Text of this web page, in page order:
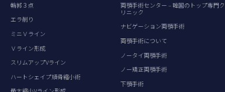
輪郭３点
エラ削り
ミニＶライン
Ｖライン形成
スリムアップVライン
ハートシェイプ頬骨縮小術
両顎手術センター – 韓国のトップ専門ク
リニック
ナビゲーション両顎手術
両顎手術について
ノータイ両顎手術
ノー矯正両顎手術
下顎手術